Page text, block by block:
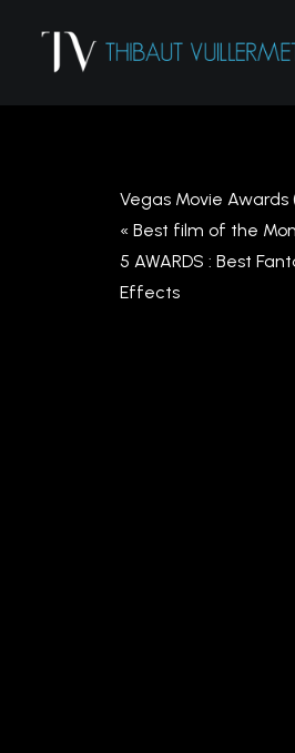
Vegas Movie Awards
« Best film of the
5 AWARDS : Best
Effects